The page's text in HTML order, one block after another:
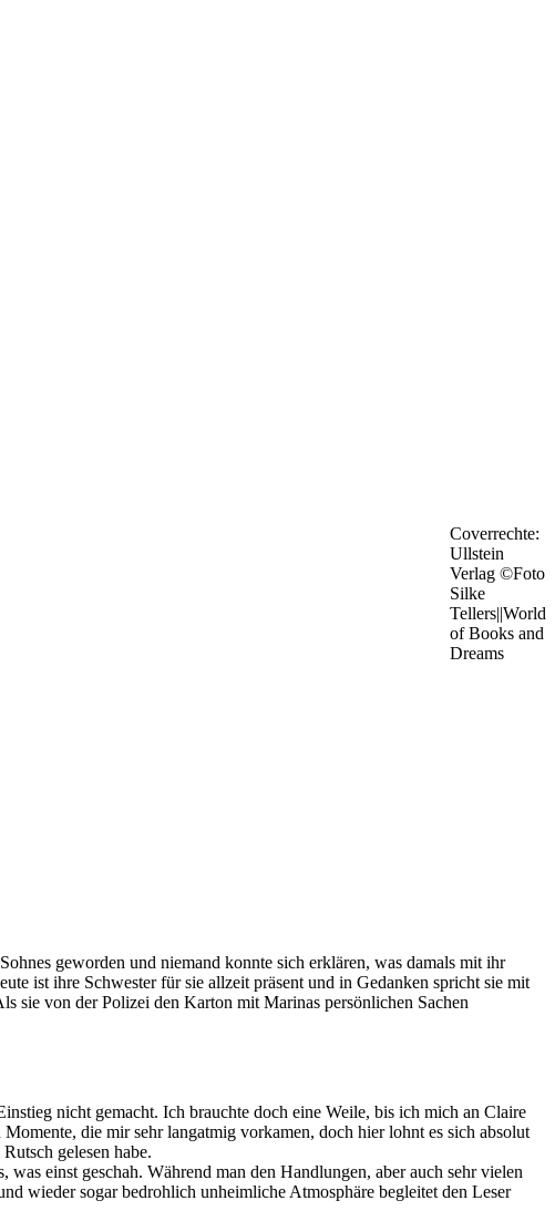
Coverrechte:
Ullstein
Verlag ©Foto
Silke
Tellers||World
of Books and
Dreams
geworden und niemand konnte sich erklären, was damals mit ihr
ist ihre Schwester für sie allzeit präsent und in Gedanken spricht sie mit
sie von der Polizei den Karton mit Marinas persönlichen Sachen
nicht gemacht. Ich brauchte doch eine Weile, bis ich mich an Claire
die mir sehr langatmig vorkamen, doch hier lohnt es sich absolut
gelesen habe.
einst geschah. Während man den Handlungen, aber auch sehr vielen
wieder sogar bedrohlich unheimliche Atmosphäre begleitet den Leser